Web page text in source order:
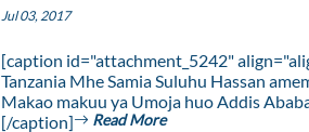
Jul 03, 2017
[caption id="attachment_5242"
Tanzania Mhe Samia Suluhu Hassan
Makao makuu ya Umoja huo Addis
[/caption]
Read More